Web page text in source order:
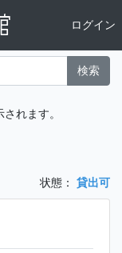
ログイン
検索
れます。
状態： 貸出可